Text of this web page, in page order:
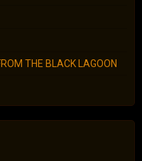
THE BLACK LAGOON